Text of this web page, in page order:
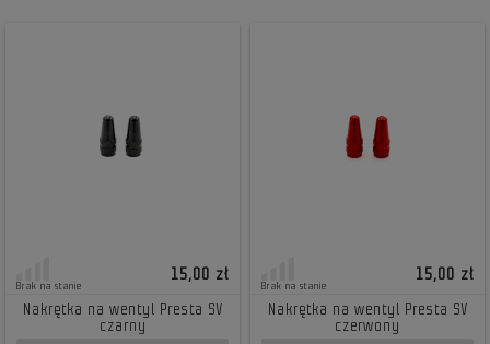
Brak na stanie
15,00 zł
Nakrętka na wentyl Presta SV
czarny
Brak na stanie
15,00 zł
Nakrętka na wentyl Presta SV
czerwony